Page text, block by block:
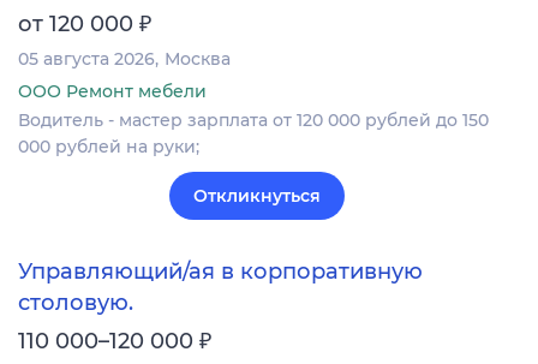
от 120 000 ₽
05 августа 2026 Москва
ООО Ремонт мебели
Водитель - мастер зарплата от 120 000 рублей до 150
000 рублей на руки;
Откликнуться
Управляющий/ая в корпоративную
столовую.
110 000–120 000 ₽